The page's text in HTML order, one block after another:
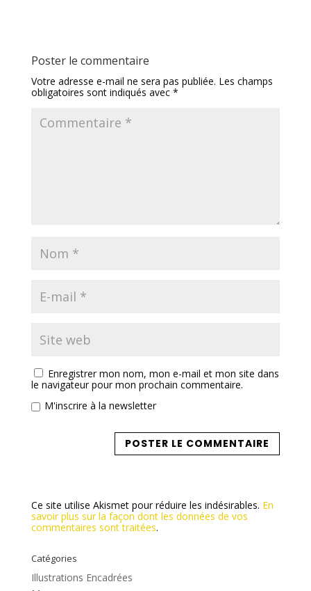
Poster le commentaire
Votre adresse e-mail ne sera pas publiée. Les champs
obligatoires sont indiqués avec *
Enregistrer mon nom, mon e-mail et mon site dans
le navigateur pour mon prochain commentaire.
M'inscrire à la newsletter
Ce site utilise Akismet pour réduire les indésirables. En
savoir plus sur la façon dont les données de vos
commentaires sont traitées.
Catégories
Illustrations Encadrées